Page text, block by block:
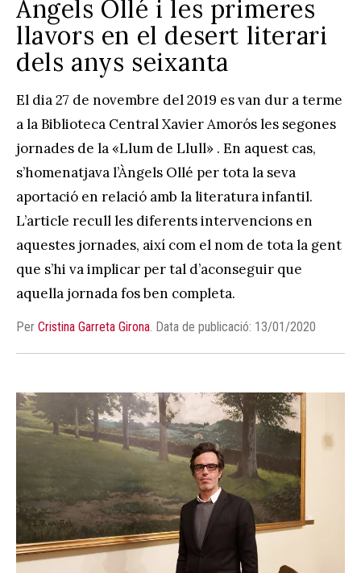
Àngels Ollé i les primeres
llavors en el desert literari
dels anys seixanta
El dia 27 de novembre del 2019 es van dur a terme
a la Biblioteca Central Xavier Amorós les segones
jornades de la «Llum de Llull» . En aquest cas,
s’homenatjava l’Àngels Ollé per tota la seva
aportació en relació amb la literatura infantil.
L’article recull les diferents intervencions en
aquestes jornades, així com el nom de tota la gent
que s’hi va implicar per tal d’aconseguir que
aquella jornada fos ben completa.
Per Cristina Garreta Girona. Data de publicació: 13/01/2020